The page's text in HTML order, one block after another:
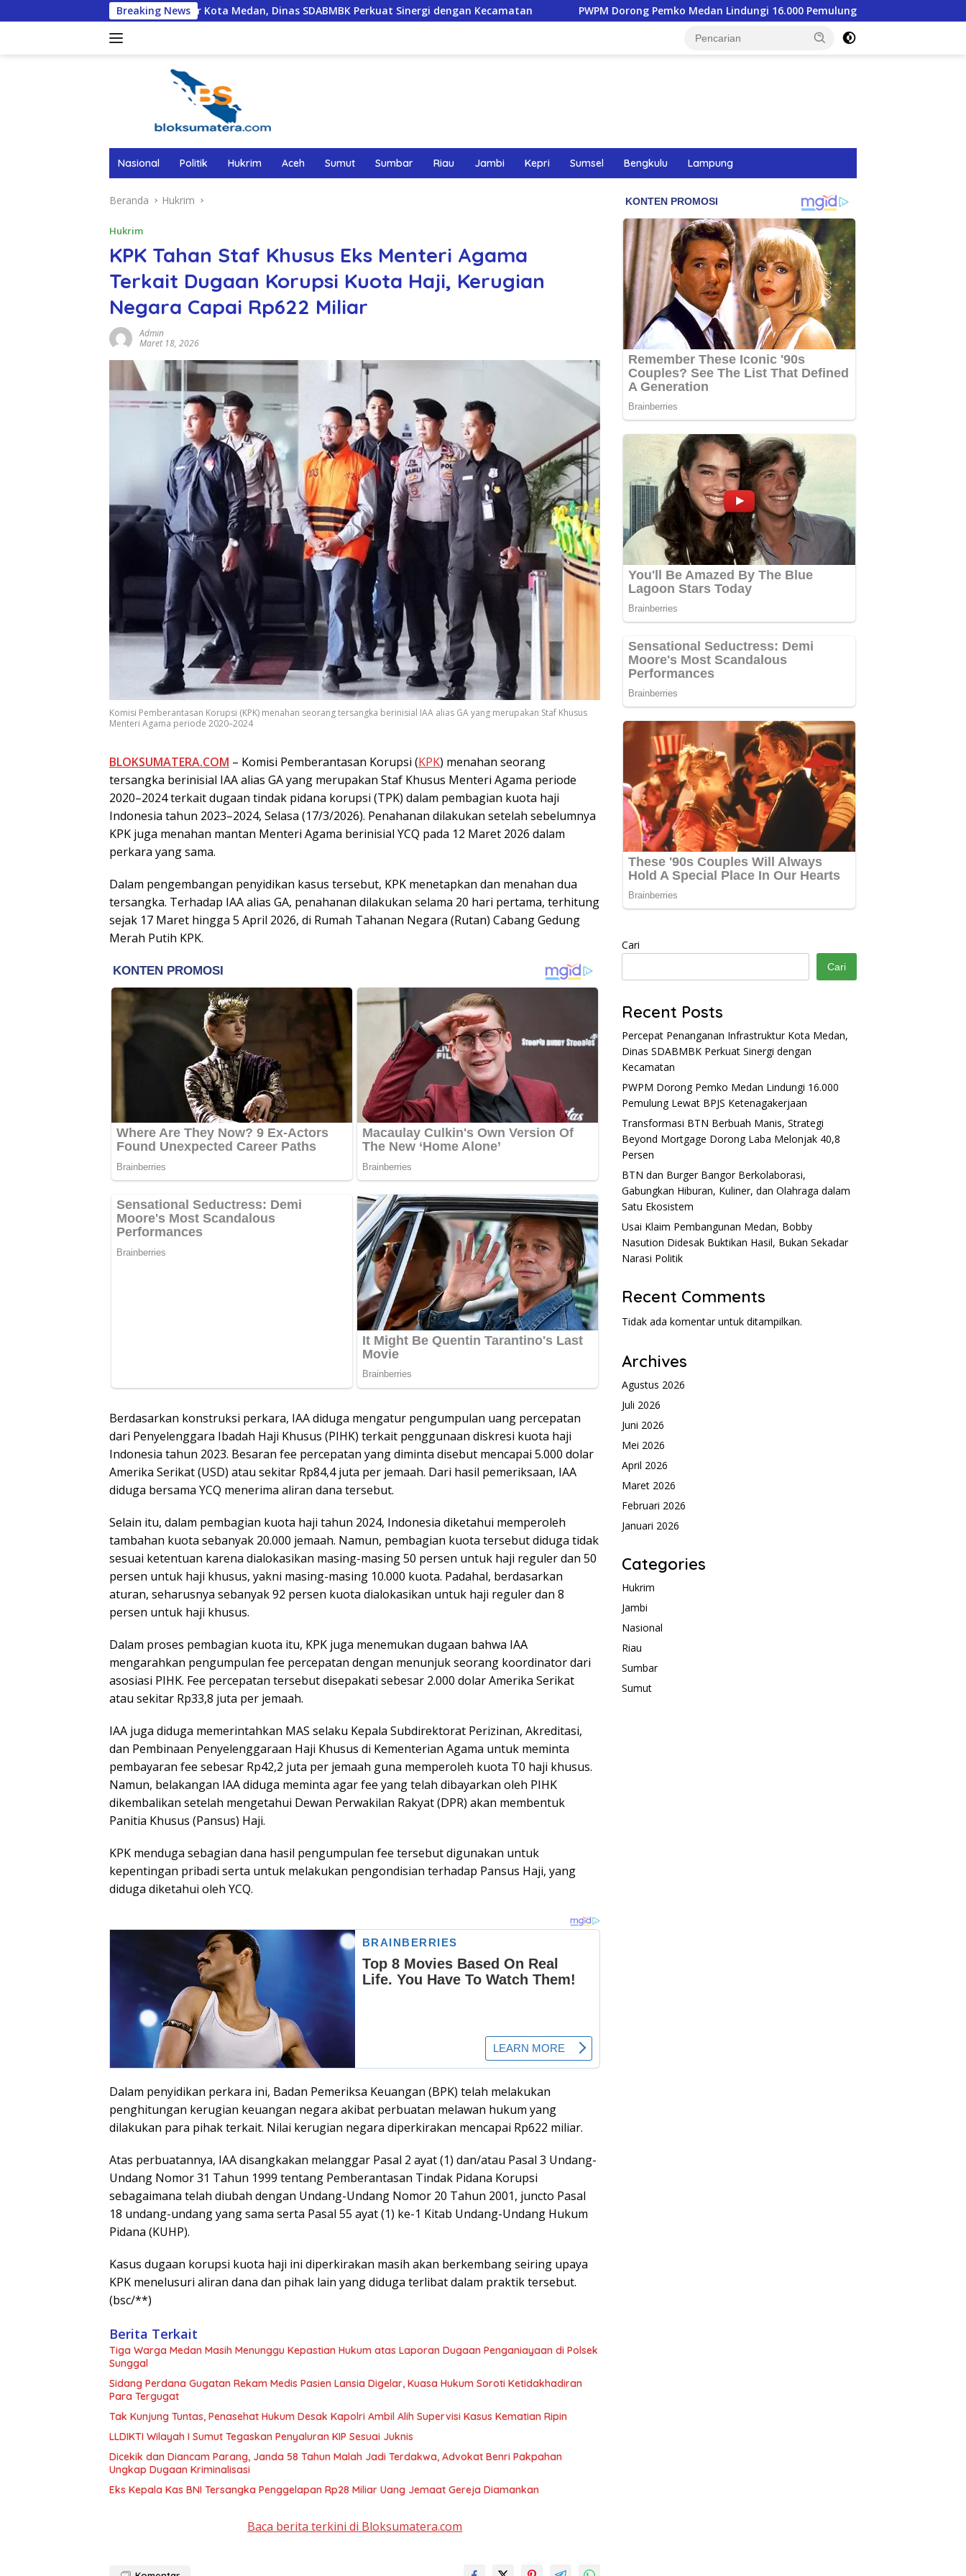
ke
Breaking News
Infrastruktur Kota Medan, Dinas SDABMBK Perkuat Sinergi dengan Kecamatan PWPM Dorong Pemko Medan Lindungi 16.000 Pemulung Lewat BPJS Ketenagakerjaan
Nasional Politik Hukrim Aceh Sumut Sumbar Riau Jambi Kepri Sumsel Bengkulu Lampung
Beranda Hukrim
Hukrim
KPK Tahan Staf Khusus Eks Menteri Agama
Terkait Dugaan Korupsi Kuota Haji, Kerugian
Negara Capai Rp622 Miliar
Admin
Maret 18, 2026
Komisi Pemberantasan Korupsi (KPK) menahan seorang tersangka berinisial IAA alias GA yang merupakan Staf Khusus
Menteri Agama periode 2020–2024
BLOKSUMATERA.COM – Komisi Pemberantasan Korupsi (KPK) menahan seorang
tersangka berinisial IAA alias GA yang merupakan Staf Khusus Menteri Agama periode
2020–2024 terkait dugaan tindak pidana korupsi (TPK) dalam pembagian kuota haji
Indonesia tahun 2023–2024, Selasa (17/3/2026). Penahanan dilakukan setelah sebelumnya
KPK juga menahan mantan Menteri Agama berinisial YCQ pada 12 Maret 2026 dalam
perkara yang sama.
Dalam pengembangan penyidikan kasus tersebut, KPK menetapkan dan menahan dua
tersangka. Terhadap IAA alias GA, penahanan dilakukan selama 20 hari pertama, terhitung
sejak 17 Maret hingga 5 April 2026, di Rumah Tahanan Negara (Rutan) Cabang Gedung
Merah Putih KPK.
Berdasarkan konstruksi perkara, IAA diduga mengatur pengumpulan uang percepatan
dari Penyelenggara Ibadah Haji Khusus (PIHK) terkait penggunaan diskresi kuota haji
Indonesia tahun 2023. Besaran fee percepatan yang diminta disebut mencapai 5.000 dolar
Amerika Serikat (USD) atau sekitar Rp84,4 juta per jemaah. Dari hasil pemeriksaan, IAA
diduga bersama YCQ menerima aliran dana tersebut.
Selain itu, dalam pembagian kuota haji tahun 2024, Indonesia diketahui memperoleh
tambahan kuota sebanyak 20.000 jemaah. Namun, pembagian kuota tersebut diduga tidak
sesuai ketentuan karena dialokasikan masing-masing 50 persen untuk haji reguler dan 50
persen untuk haji khusus, yakni masing-masing 10.000 kuota. Padahal, berdasarkan
aturan, seharusnya sebanyak 92 persen kuota dialokasikan untuk haji reguler dan 8
persen untuk haji khusus.
Dalam proses pembagian kuota itu, KPK juga menemukan dugaan bahwa IAA
mengarahkan pengumpulan fee percepatan dengan menunjuk seorang koordinator dari
asosiasi PIHK. Fee percepatan tersebut disepakati sebesar 2.000 dolar Amerika Serikat
atau sekitar Rp33,8 juta per jemaah.
IAA juga diduga memerintahkan MAS selaku Kepala Subdirektorat Perizinan, Akreditasi,
dan Pembinaan Penyelenggaraan Haji Khusus di Kementerian Agama untuk meminta
pembayaran fee sebesar Rp42,2 juta per jemaah guna memperoleh kuota T0 haji khusus.
Namun, belakangan IAA diduga meminta agar fee yang telah dibayarkan oleh PIHK
dikembalikan setelah mengetahui Dewan Perwakilan Rakyat (DPR) akan membentuk
Panitia Khusus (Pansus) Haji.
KPK menduga sebagian dana hasil pengumpulan fee tersebut digunakan untuk
kepentingan pribadi serta untuk melakukan pengondisian terhadap Pansus Haji, yang
diduga diketahui oleh YCQ.
Dalam penyidikan perkara ini, Badan Pemeriksa Keuangan (BPK) telah melakukan
penghitungan kerugian keuangan negara akibat perbuatan melawan hukum yang
dilakukan para pihak terkait. Nilai kerugian negara diperkirakan mencapai Rp622 miliar.
Atas perbuatannya, IAA disangkakan melanggar Pasal 2 ayat (1) dan/atau Pasal 3 Undang-
Undang Nomor 31 Tahun 1999 tentang Pemberantasan Tindak Pidana Korupsi
sebagaimana telah diubah dengan Undang-Undang Nomor 20 Tahun 2001, juncto Pasal
18 undang-undang yang sama serta Pasal 55 ayat (1) ke-1 Kitab Undang-Undang Hukum
Pidana (KUHP).
Kasus dugaan korupsi kuota haji ini diperkirakan masih akan berkembang seiring upaya
KPK menelusuri aliran dana dan pihak lain yang diduga terlibat dalam praktik tersebut.
(bsc/**)
Berita Terkait
Tiga Warga Medan Masih Menunggu Kepastian Hukum atas Laporan Dugaan Penganiayaan di Polsek
Sunggal
Sidang Perdana Gugatan Rekam Medis Pasien Lansia Digelar, Kuasa Hukum Soroti Ketidakhadiran
Para Tergugat
Tak Kunjung Tuntas, Penasehat Hukum Desak Kapolri Ambil Alih Supervisi Kasus Kematian Ripin
LLDIKTI Wilayah I Sumut Tegaskan Penyaluran KIP Sesuai Juknis
Dicekik dan Diancam Parang, Janda 58 Tahun Malah Jadi Terdakwa, Advokat Benri Pakpahan
Ungkap Dugaan Kriminalisasi
Eks Kepala Kas BNI Tersangka Penggelapan Rp28 Miliar Uang Jemaat Gereja Diamankan
Baca berita terkini di Bloksumatera.com
Cari
Cari
Recent Posts
Percepat Penanganan Infrastruktur Kota Medan,
Dinas SDABMBK Perkuat Sinergi dengan
Kecamatan
PWPM Dorong Pemko Medan Lindungi 16.000
Pemulung Lewat BPJS Ketenagakerjaan
Transformasi BTN Berbuah Manis, Strategi
Beyond Mortgage Dorong Laba Melonjak 40,8
Persen
BTN dan Burger Bangor Berkolaborasi,
Gabungkan Hiburan, Kuliner, dan Olahraga dalam
Satu Ekosistem
Usai Klaim Pembangunan Medan, Bobby
Nasution Didesak Buktikan Hasil, Bukan Sekadar
Narasi Politik
Recent Comments
Tidak ada komentar untuk ditampilkan.
Archives
Agustus 2026
Juli 2026
Juni 2026
Mei 2026
April 2026
Maret 2026
Februari 2026
Januari 2026
Categories
Hukrim
Jambi
Nasional
Riau
Sumbar
Sumut